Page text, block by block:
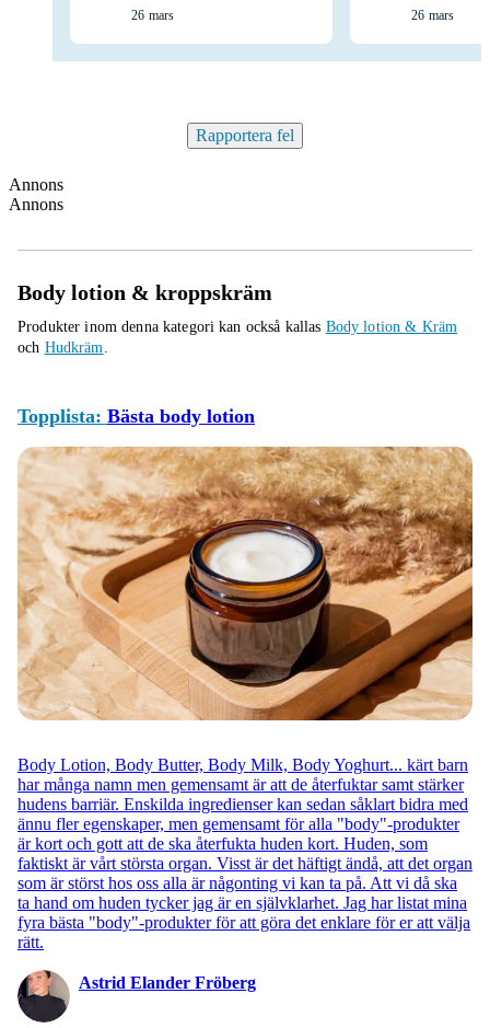
26 mars 26 mars
Rapportera fel
Annons
Annons
Body lotion & kroppskräm
Produkter inom denna kategori kan också kallas Body lotion & Kräm
och Hudkräm.
Topplista: Bästa body lotion
Body Lotion, Body Butter, Body Milk, Body Yoghurt... kärt barn
har många namn men gemensamt är att de återfuktar samt stärker
hudens barriär. Enskilda ingredienser kan sedan såklart bidra med
ännu fler egenskaper, men gemensamt för alla "body"-produkter
är kort och gott att de ska återfukta huden kort. Huden, som
faktiskt är vårt största organ. Visst är det häftigt ändå, att det organ
som är störst hos oss alla är någonting vi kan ta på. Att vi då ska
ta hand om huden tycker jag är en självklarhet. Jag har listat mina
fyra bästa "body"-produkter för att göra det enklare för er att välja
rätt.
Astrid Elander Fröberg